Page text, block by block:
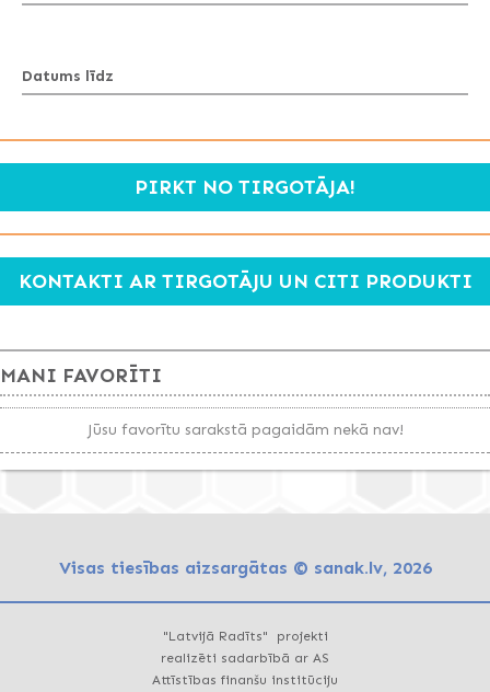
Datums līdz
PIRKT NO TIRGOTĀJA!
KONTAKTI AR TIRGOTĀJU UN CITI PRODUKTI
MANI FAVORĪTI
Jūsu favorītu sarakstā pagaidām nekā nav!
Visas tiesības aizsargātas © sanak.lv, 2026
"Latvijā Radīts" projekti
realizēti sadarbībā ar AS
Attīstības finanšu institūciju